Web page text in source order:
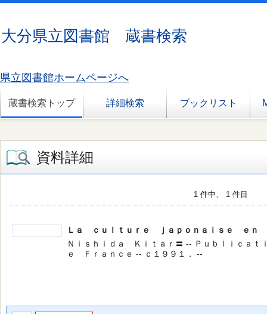
大分県立図書館 蔵書検索
県立図書館ホームページへ
蔵書検索トップ 詳細検索 ブックリスト
資料詳細
1 件中、 1 件目
Ｌａ ｃｕｌｔｕｒｅ ｊａｐｏｎａｉｓｅ ｅｎ
Ｎｉｓｈｉｄａ Ｋｉｔａｒ〓 -- Ｐｕｂｌｉｃａ
ｅ Ｆｒａｎｃｅ -- ｃ１９９１． --